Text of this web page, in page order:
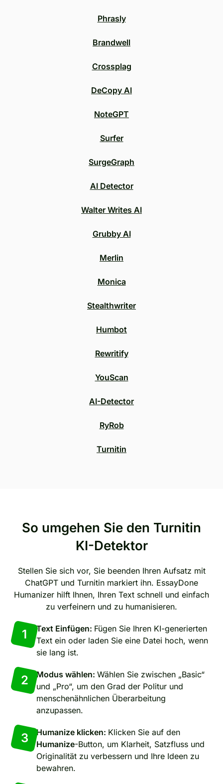
Phrasly
Brandwell
Crossplag
DeCopy AI
NoteGPT
Surfer
SurgeGraph
AI Detector
Walter Writes AI
Grubby AI
Merlin
Monica
Stealthwriter
Humbot
Rewritify
YouScan
AI-Detector
RyRob
Turnitin
So umgehen Sie den Turnitin
KI-Detektor
Stellen Sie sich vor, Sie beenden Ihren Aufsatz mit
ChatGPT und Turnitin markiert ihn. EssayDone
Humanizer hilft Ihnen, Ihren Text schnell und einfach
zu verfeinern und zu humanisieren.
1 Text Einfügen: Fügen Sie Ihren KI-generierten
Text ein oder laden Sie eine Datei hoch, wenn
sie lang ist.
2 Modus wählen: Wählen Sie zwischen „Basic“
und „Pro“, um den Grad der Politur und
menschenähnlichen Überarbeitung
anzupassen.
3 Humanize klicken: Klicken Sie auf den
Humanize-Button, um Klarheit, Satzfluss und
Originalität zu verbessern und Ihre Ideen zu
bewahren.